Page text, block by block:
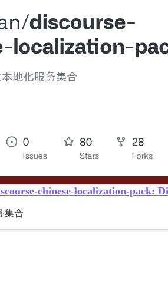
chinese-localization-pack:
集合